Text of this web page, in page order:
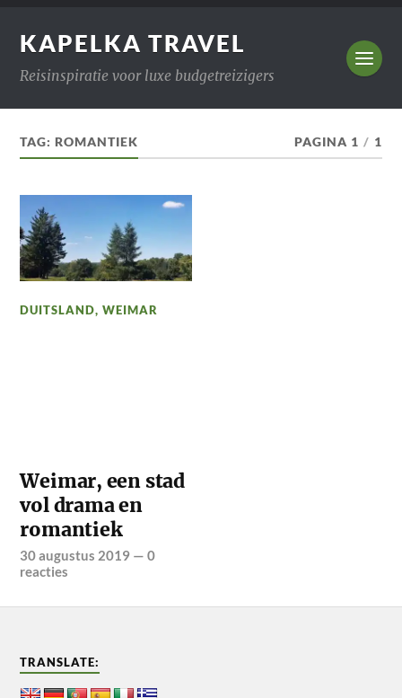
KAPELKA TRAVEL
Reisinspiratie voor luxe budgetreizigers
TAG:ROMANTIEK PAGINA 1 / 1
DUITSLAND,WEIMAR
Weimar, een stad
vol drama en
romantiek
30 augustus 2019 —0
reacties
TRANSLATE: